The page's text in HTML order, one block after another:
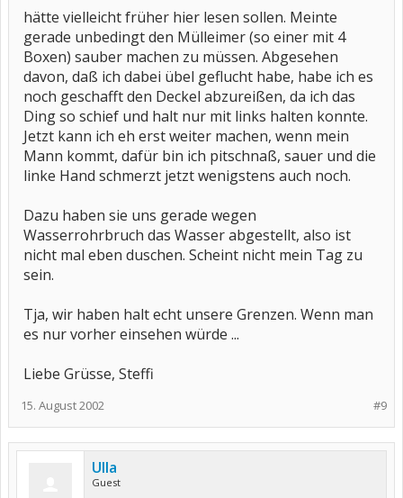
hätte vielleicht früher hier lesen sollen. Meinte
gerade unbedingt den Mülleimer (so einer mit 4
Boxen) sauber machen zu müssen. Abgesehen
davon, daß ich dabei übel geflucht habe, habe ich es
noch geschafft den Deckel abzureißen, da ich das
Ding so schief und halt nur mit links halten konnte.
Jetzt kann ich eh erst weiter machen, wenn mein
Mann kommt, dafür bin ich pitschnaß, sauer und die
linke Hand schmerzt jetzt wenigstens auch noch.
Dazu haben sie uns gerade wegen
Wasserrohrbruch das Wasser abgestellt, also ist
nicht mal eben duschen. Scheint nicht mein Tag zu
sein.
Tja, wir haben halt echt unsere Grenzen. Wenn man
es nur vorher einsehen würde ...
Liebe Grüsse, Steffi
#9
15. August 2002
Ulla
Guest